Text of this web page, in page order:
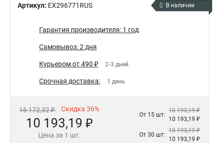
Артикул: EX296771RUS В наличии
Гарантия производителя: 1 год
Самовывоз: 2 дня
Курьером от 490 ₽ 2-3 дней
Срочная доставка: 1 день
16 172,32 ₽ Скидка 36%
10 193,19 ₽
Цена за 1 шт.
От 15 шт:
10 193,19 ₽
10 193,19 ₽
От 30 шт:
10 193,19 ₽
10 193,19 ₽